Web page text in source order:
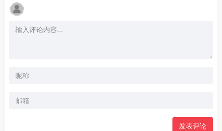
发表评论